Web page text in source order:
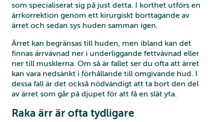
som specialiserat sig på just detta. I korthet utförs en
ärrkorrektion genom ett kirurgiskt borttagande av
ärret och sedan sys huden samman igen.
Ärret kan begränsas till huden, men ibland kan det
finnas ärrvävnad ner i underliggande fettvävnad eller
ner till musklerna. Om så är fallet ser du ofta att ärret
kan vara nedsänkt i förhållande till omgivande hud. I
dessa fall är det också nödvändigt att ta bort den del
av ärret som går på djupet för att få en slät yta.
Raka ärr är ofta tydligare